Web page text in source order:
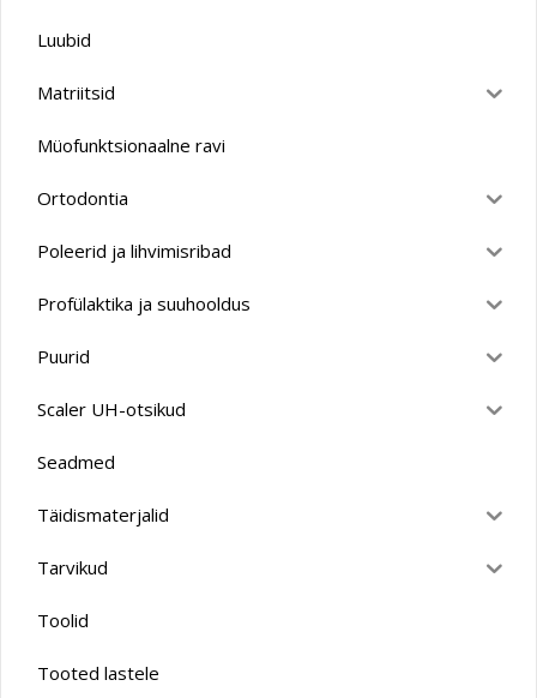
Luubid
Matriitsid
Müofunktsionaalne ravi
Ortodontia
Poleerid ja lihvimisribad
Profülaktika ja suuhooldus
Puurid
Scaler UH-otsikud
Seadmed
Täidismaterjalid
Tarvikud
Toolid
Tooted lastele